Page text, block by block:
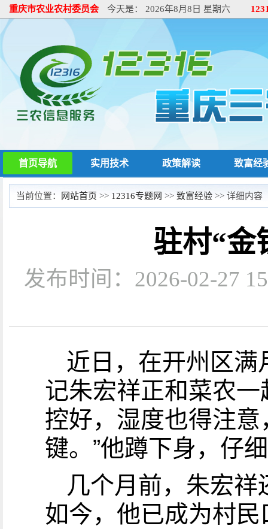
重庆市农业农村委员会 今天是： 2026年8月8日 星期六
首页导航 实用技术 政策解读 致富经
当前位置： 网站首页 >> 12316专题网 >> 致富经验 >> 详细内容
驻村“金
发布时间：2026-02-
近日，在开州区
记朱宏祥正和菜农一
控好，湿度也得注
键。”他蹲下身，仔
几个月前，朱宏
如今，他已成为村民